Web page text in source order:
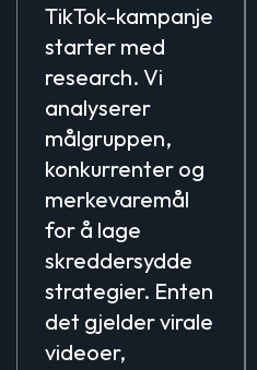
TikTok-kampanje
starter med
research. Vi
analyserer
målgruppen,
konkurrenter og
merkevaremål
for å lage
skreddersydde
strategier. Enten
det gjelder virale
videoer,